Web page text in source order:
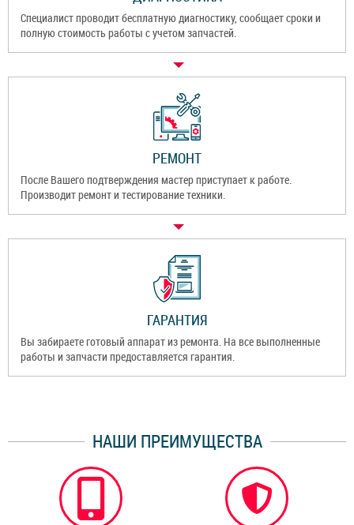
Специалист проводит бесплатную диагностику, сообщает сроки и
полную стоимость работы с учетом запчастей.
РЕМОНТ
После Вашего подтверждения мастер приступает к работе.
Производит ремонт и тестирование техники.
ГАРАНТИЯ
Вы забираете готовый аппарат из ремонта. На все выполненные
работы и запчасти предоставляется гарантия.
НАШИ ПРЕИМУЩЕСТВА